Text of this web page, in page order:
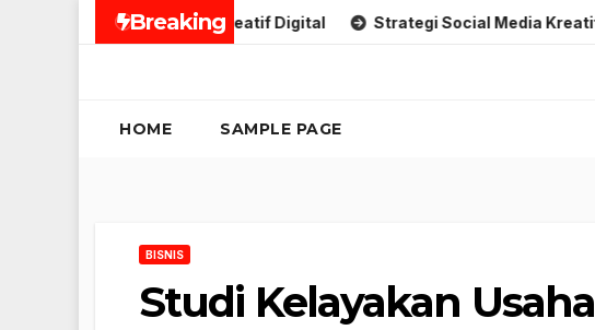
Breaking
Penjualan Kreatif Digital Strategi Social Media Kreatif Online
HOME SAMPLE PAGE
BISNIS
Studi Kelayakan Usaha